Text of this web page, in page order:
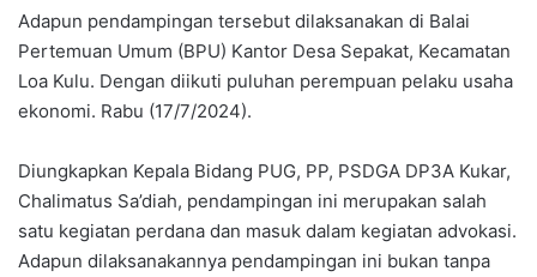
Adapun pendampingan tersebut dilaksanakan di Balai
Pertemuan Umum (BPU) Kantor Desa Sepakat, Kecamatan
Loa Kulu. Dengan diikuti puluhan perempuan pelaku usaha
ekonomi. Rabu (17/7/2024).
Diungkapkan Kepala Bidang PUG, PP, PSDGA DP3A Kukar,
Chalimatus Sa’diah, pendampingan ini merupakan salah
satu kegiatan perdana dan masuk dalam kegiatan advokasi.
Adapun dilaksanakannya pendampingan ini bukan tanpa